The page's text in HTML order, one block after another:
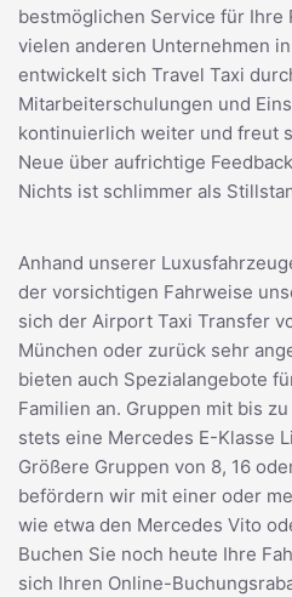
bestmöglichen Service für Ihre
vielen anderen Unternehmen
entwickelt sich Travel Taxi
Mitarbeiterschulungen und
kontinuierlich weiter und freut
Neue über aufrichtige
Nichts ist schlimmer als
Anhand unserer
der vorsichtigen Fahrweise
sich der Airport Taxi Transfer
München oder zurück sehr
bieten auch Spezialangebote
Familien an. Gruppen mit bis
stets eine Mercedes E-Klasse
Größere Gruppen von 8, 16
befördern wir mit einer oder
wie etwa den Mercedes Vito
Buchen Sie noch heute Ihre
sich Ihren Online-